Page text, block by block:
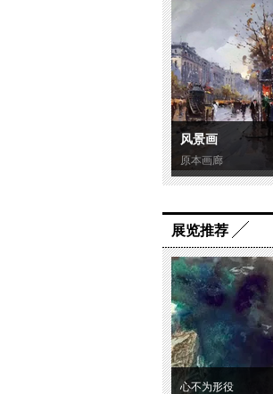
风景画
原本画廊
展览推荐
心不为形役